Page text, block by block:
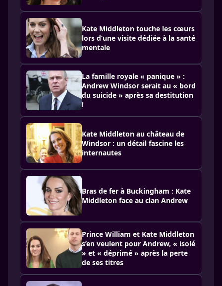
Kate Middleton touche les cœurs
lors d’une visite dédiée à la santé
mentale
La famille royale « panique » :
Andrew Windsor serait au « bord
du suicide » après sa destitution
!
Kate Middleton au château de
Windsor : un détail fascine les
internautes
Bras de fer à Buckingham : Kate
Middleton face au clan Andrew
Prince William et Kate Middleton
s’en veulent pour Andrew, « isolé
» et « déprimé » après la perte
de ses titres